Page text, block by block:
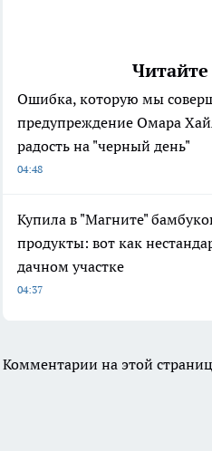
Ошибка, которую мы
предупреждение Омара
радость на "черный день"
04:48
Купила в "Магните"
продукты: вот как
дачном участке
04:37
Комментарии на этой